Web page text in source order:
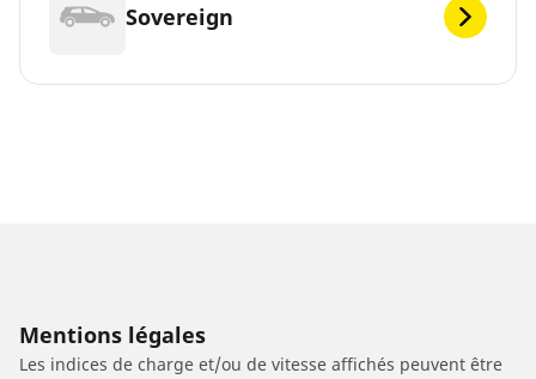
Sovereign
Mentions légales
Les indices de charge et/ou de vitesse affichés peuvent être